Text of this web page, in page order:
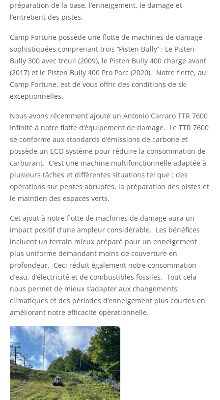
préparation de la base, l’enneigement, le damage et
l’entretient des pistes.
Camp Fortune possède une flotte de machines de damage
sophistiquées comprenant trois ‘’Pisten Bully’’ : Le Pisten
Bully 300 avec treuil (2009), le Pisten Bully 400 charge avant
(2017) et le Pisten Bully 400 Pro Parc (2020). Notre fierté, au
Camp Fortune, est de vous offrir des conditions de ski
exceptionnelles.
Nous avons récemment ajouté un Antonio Carraro TTR 7600
Infinité à notre flotte d’équipement de damage. Le TTR 7600
se conforme aux standards d’émissions de carbone et
possède un ECO système pour réduire la consommation de
carburant. C’est une machine multifonctionnelle adaptée à
plusieurs tâches et différentes situations tel que : des
opérations sur pentes abruptes, la préparation des pistes et
le maintien des espaces verts.
Cet ajout à notre flotte de machines de damage aura un
impact positif d’une ampleur considérable. Les bénéfices
incluent un terrain mieux préparé pour un enneigement
plus uniforme demandant moins de couverture en
profondeur. Ceci réduit également notre consommation
d’eau, d’électricité et de combustibles fossiles. Tout cela
nous permet de mieux s’adapter aux changements
climatiques et des périodes d’enneigement plus courtes en
améliorant notre efficacité opérationnelle.